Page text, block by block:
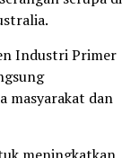
Industri Primer
masyarakat dan